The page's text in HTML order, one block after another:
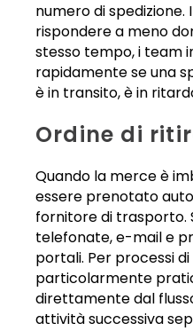
numero di
rispondere a meno
stesso tempo, i team
rapidamente se una
è in transito, è in
Ordine di
Quando la merce è
essere prenotato
fornitore di trasporto.
telefonate, e-mail e
portali. Per processi
particolarmente
direttamente dal
attività successiva